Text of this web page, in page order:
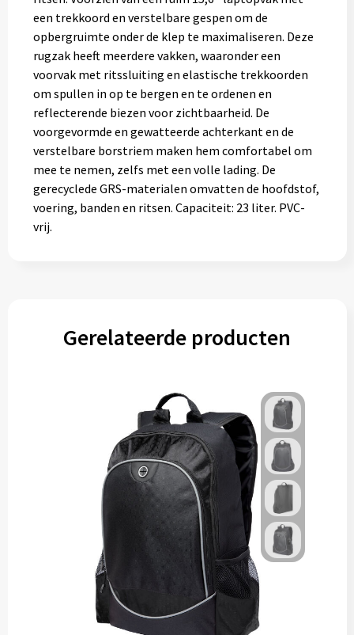
een trekkoord en verstelbare gespen om de
opbergruimte onder de klep te maximaliseren. Deze
rugzak heeft meerdere vakken, waaronder een
voorvak met ritssluiting en elastische trekkoorden
om spullen in op te bergen en te ordenen en
reflecterende biezen voor zichtbaarheid. De
voorgevormde en gewatteerde achterkant en de
verstelbare borstriem maken hem comfortabel om
mee te nemen, zelfs met een volle lading. De
gerecyclede GRS-materialen omvatten de hoofdstof,
voering, banden en ritsen. Capaciteit: 23 liter. PVC-
vrij.
Gerelateerde producten